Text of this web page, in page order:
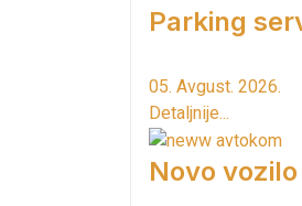
Parking
05. Avgust. 2026.
Detaljnije...
Novo